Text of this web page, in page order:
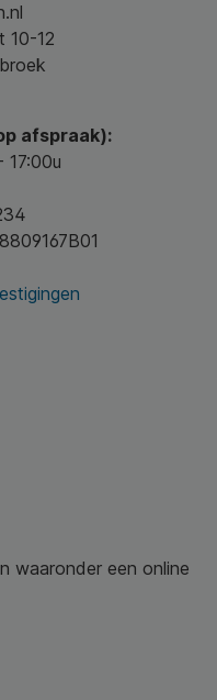
10-12
afspraak):
waaronder een online